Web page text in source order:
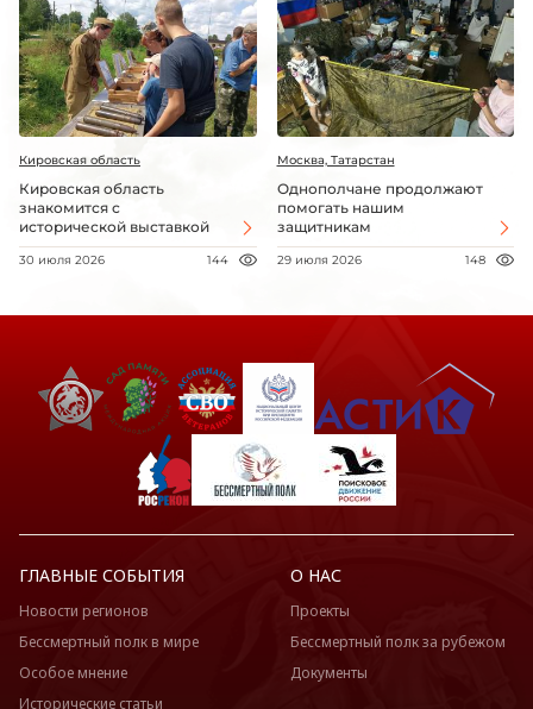
Кировская область
Кировская область
знакомится с
исторической выставкой
30 июля 2026 144
Москва, Татарстан
Однополчане продолжают
помогать нашим
защитникам
29 июля 2026 148
ГЛАВНЫЕ СОБЫТИЯ
Новости регионов
Бессмертный полк в мире
Особое мнение
Исторические статьи
О НАС
Проекты
Бессмертный полк за рубежом
Документы